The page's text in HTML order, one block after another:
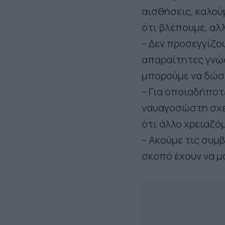
αισθήσεις,
ότι βλέπουμε,
– Δεν
απαραίτητες
μπορούμε να
– Για
ναυαγοσώστη
ότι άλλο
– Ακούμε τις
σκοπό έχουν να